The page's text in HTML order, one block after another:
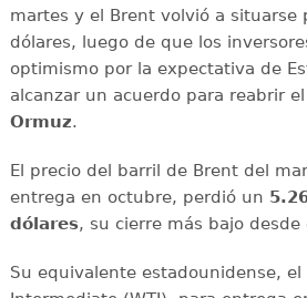
martes y el Brent volvió a situarse
dólares, luego de que los
optimismo por la expectativa de
alcanzar un acuerdo para reabrir el
Ormuz.
El precio del barril de Brent del
entrega en octubre, perdió un
dólares, su cierre más bajo
Su equivalente estadounidense, el